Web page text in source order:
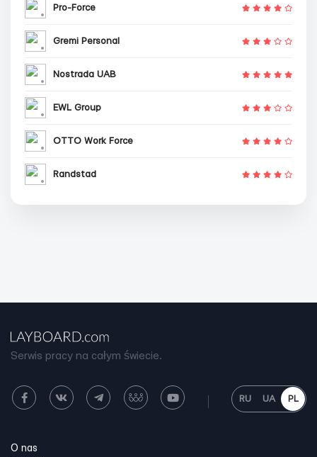
Pro-Force
Gremi Personal
Nostrada UAB
EWL Group
OTTO Work Force
Randstad
Serwis pracy na całym świecie.
RU UA PL
O nas